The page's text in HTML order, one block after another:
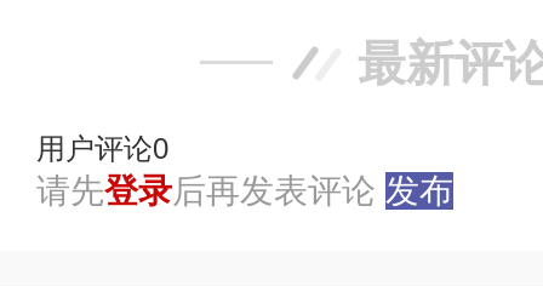
最新评
用户评论0
请先登录后再发表评论 发布